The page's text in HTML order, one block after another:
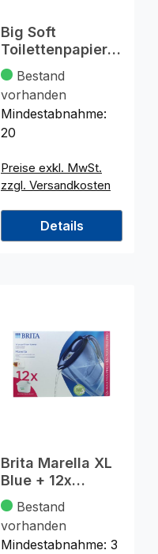
Big Soft
Toilettenpapier
3-lag. 4x160 Bl.
Kamilka
Bestand
vorhanden
Mindestabnahme:
20
Preise exkl. MwSt.
zzgl. Versandkosten
Details
Brita Marella XL
Blue + 12x
Maxtra Pro All in
1
Bestand
vorhanden
Mindestabnahme: 3